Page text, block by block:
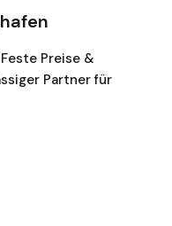
Preise &
Partner für